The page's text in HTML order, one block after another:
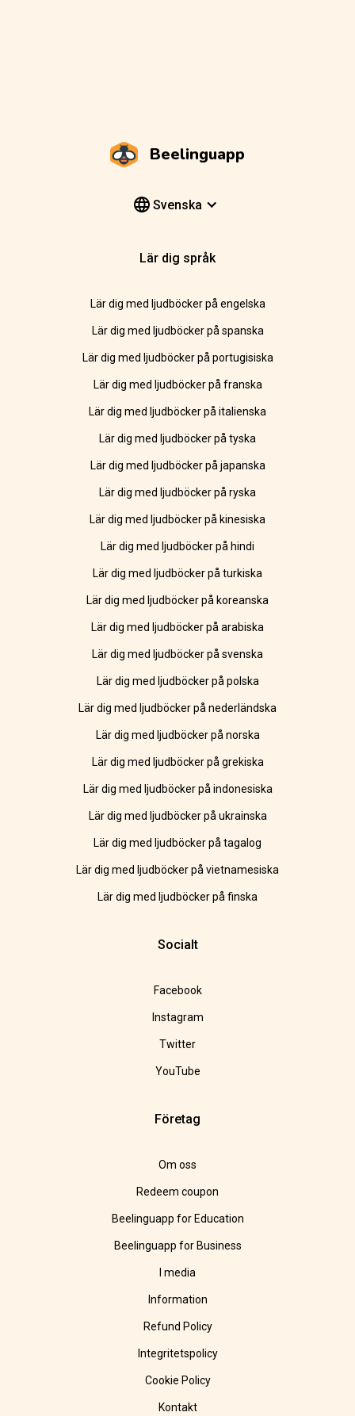
Beelinguapp
Svenska
Lär dig språk
Lär dig med ljudböcker på engelska
Lär dig med ljudböcker på spanska
Lär dig med ljudböcker på portugisiska
Lär dig med ljudböcker på franska
Lär dig med ljudböcker på italienska
Lär dig med ljudböcker på tyska
Lär dig med ljudböcker på japanska
Lär dig med ljudböcker på ryska
Lär dig med ljudböcker på kinesiska
Lär dig med ljudböcker på hindi
Lär dig med ljudböcker på turkiska
Lär dig med ljudböcker på koreanska
Lär dig med ljudböcker på arabiska
Lär dig med ljudböcker på svenska
Lär dig med ljudböcker på polska
Lär dig med ljudböcker på nederländska
Lär dig med ljudböcker på norska
Lär dig med ljudböcker på grekiska
Lär dig med ljudböcker på indonesiska
Lär dig med ljudböcker på ukrainska
Lär dig med ljudböcker på tagalog
Lär dig med ljudböcker på vietnamesiska
Lär dig med ljudböcker på finska
Socialt
Facebook
Instagram
Twitter
YouTube
Företag
Om oss
Redeem coupon
Beelinguapp for Education
Beelinguapp for Business
I media
Information
Refund Policy
Integritetspolicy
Cookie Policy
Kontakt